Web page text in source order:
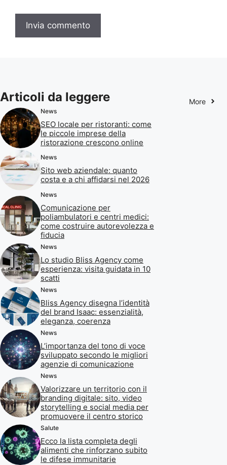
Articoli da leggere More
News
SEO locale per ristoranti: come
le piccole imprese della
ristorazione crescono online
News
Sito web aziendale: quanto
costa e a chi affidarsi nel 2026
News
Comunicazione per
poliambulatori e centri medici:
come costruire autorevolezza e
fiducia
News
Lo studio Bliss Agency come
esperienza: visita guidata in 10
scatti
News
Bliss Agency disegna l’identità
del brand Isaac: essenzialità,
eleganza, coerenza
News
L’importanza del tono di voce
sviluppato secondo le migliori
agenzie di comunicazione
News
Valorizzare un territorio con il
branding digitale: sito, video
storytelling e social media per
promuovere il centro storico
Salute
Ecco la lista completa degli
alimenti che rinforzano subito
le difese immunitarie